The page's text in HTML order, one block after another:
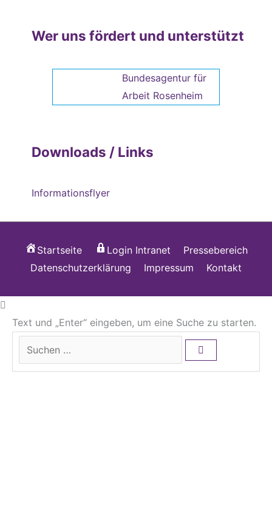
Wer uns fördert und unterstützt
Bundesagentur für
Arbeit Rosenheim
Downloads / Links
Informationsflyer
Startseite Login Intranet
Pressebereich
Datenschutzerklärung
Impressum Kontakt
Text und „Enter“ eingeben, um eine Suche zu starten.